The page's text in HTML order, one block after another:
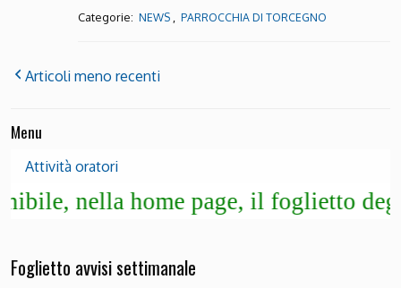
Categorie: NEWS PARROCCHIA DI TORCEGNO
Articoli meno recenti
Menu
Attività oratori
nella home page, il foglietto degli
Foglietto avvisi settimanale